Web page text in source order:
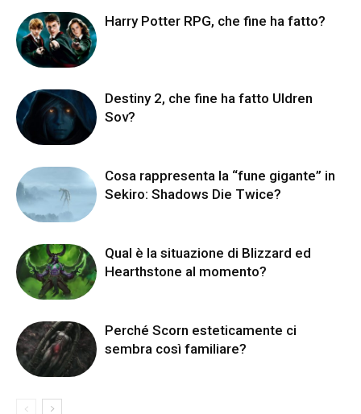
Harry Potter RPG, che fine ha fatto?
Destiny 2, che fine ha fatto Uldren
Sov?
Cosa rappresenta la “fune gigante” in
Sekiro: Shadows Die Twice?
Qual è la situazione di Blizzard ed
Hearthstone al momento?
Perché Scorn esteticamente ci
sembra così familiare?